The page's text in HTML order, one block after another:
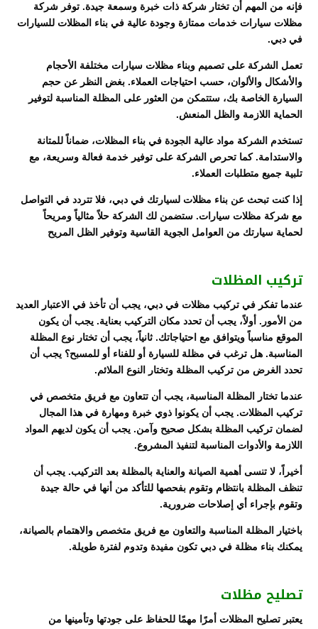
فإنه من المهم أن تختار شركة ذات خبرة وسمعة جيدة. توفر شركة
مظلات سيارات خدمات ممتازة وجودة عالية في بناء المظلات للسيارات
في دبي.
تعمل الشركة على تصميم وبناء مظلات سيارات مختلفة الأحجام
والأشكال والألوان، حسب احتياجات العملاء. بغض النظر عن حجم
السيارة الخاصة بك، ستتمكن من العثور على المظلة المناسبة لتوفير
الحماية اللازمة والظل المنعش.
تستخدم الشركة مواد عالية الجودة في بناء المظلات، ضماناً للمتانة
والاستدامة. كما تحرص الشركة على توفير خدمة فعالة وسريعة، مع
تلبية جميع متطلبات العملاء.
إذا كنت تبحث عن بناء مظلات لسيارتك في دبي، فلا تتردد في التواصل
مع شركة مظلات سيارات. ستضمن لك الشركة حلاً مثالياً ومريحاً
لحماية سيارتك من العوامل الجوية القاسية وتوفير الظل المريح
تركيب المظلات
عندما تفكر في تركيب مظلات في دبي، يجب أن تأخذ في الاعتبار العديد
من الأمور. أولاً، يجب أن تحدد مكان التركيب بعناية. يجب أن يكون
الموقع مناسباً ويتوافق مع احتياجاتك. ثانياً، يجب أن تختار نوع المظلة
المناسبة. هل ترغب في مظلة للسيارة أو للفناء أو للمسبح؟ يجب أن
تحدد الغرض من تركيب المظلة وتختار النوع الملائم.
عندما تختار المظلة المناسبة، يجب أن تتعاون مع فريق متخصص في
تركيب المظلات. يجب أن يكونوا ذوي خبرة ومهارة في هذا المجال
لضمان تركيب المظلة بشكل صحيح وآمن. يجب أن يكون لديهم المواد
اللازمة والأدوات المناسبة لتنفيذ المشروع.
أخيراً، لا تنسى أهمية الصيانة والعناية بالمظلة بعد التركيب. يجب أن
تنظف المظلة بانتظام وتقوم بفحصها للتأكد من أنها في حالة جيدة
وتقوم بإجراء أي إصلاحات ضرورية.
باختيار المظلة المناسبة والتعاون مع فريق متخصص والاهتمام بالصيانة،
يمكنك بناء مظلة في دبي تكون مفيدة وتدوم لفترة طويلة.
تصليح مظلات
يعتبر تصليح المظلات أمرًا مهمًا للحفاظ على جودتها وتأمينها من